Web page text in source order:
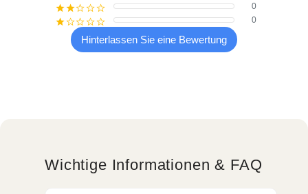
¡¡¢¢¢ 0
¡¢¢¢¢ 0
Hinterlassen Sie eine Bewertung
Wichtige Informationen & FAQ